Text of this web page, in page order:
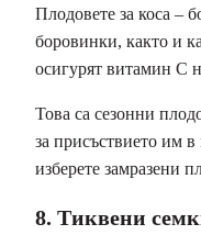
Плодовете за коса –
боровинки, както и
осигурят витамин С
Това са сезонни
за присъствието им
изберете замразени
8. Тиквени